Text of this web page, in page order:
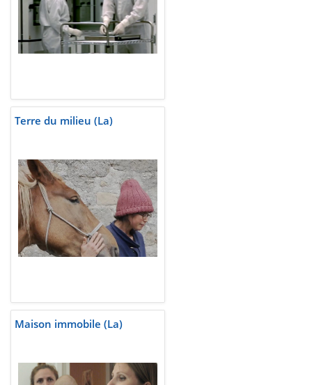
Terre du milieu (La)
Maison immobile (La)